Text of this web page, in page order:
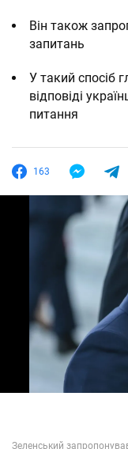
Він також
запитань
У такий спосіб
відповіді
питання
163